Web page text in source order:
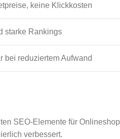
keine Klickkosten
starke Rankings
bei reduziertem Aufwand
SEO-Elemente für
verbessert.